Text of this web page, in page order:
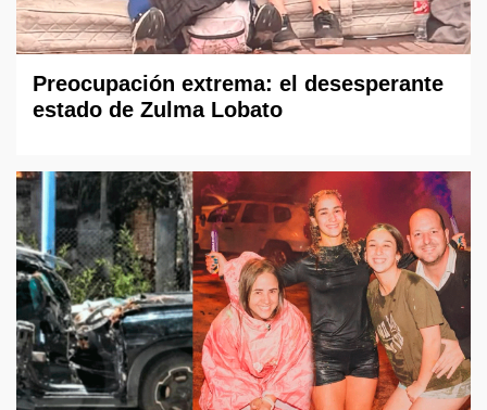
Preocupación extrema: el desesperante
estado de Zulma Lobato